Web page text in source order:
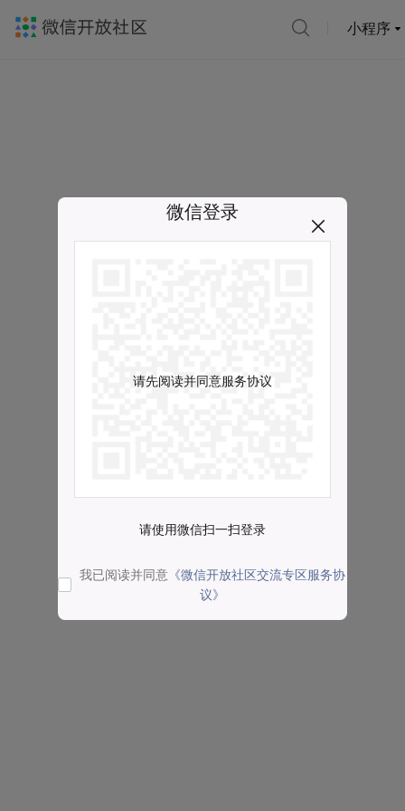
小程序
微信登录
请先阅读并同意服务协议
请使用微信扫一扫登录
我已阅读并同意 《微信开放社区交流专区服务协
议》